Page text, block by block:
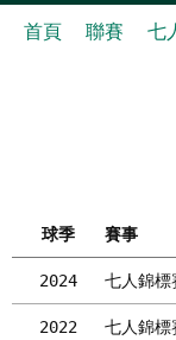
首頁 聯賽 七
球季 賽事
2024 七人錦
2022 七人錦